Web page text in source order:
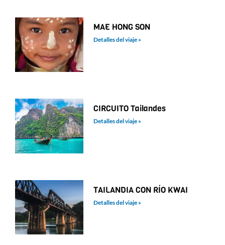
MAE HONG SON
Detalles del viaje »
CIRCUITO Tailandes
Detalles del viaje »
TAILANDIA CON RÍO KWAI
Detalles del viaje »